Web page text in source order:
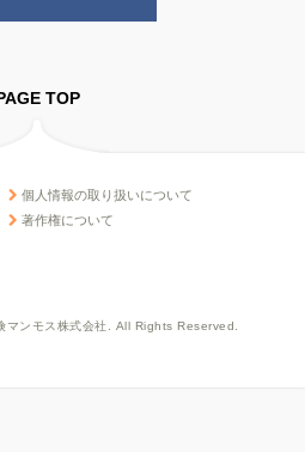
TOP
個人情報の取り扱いについて
著作権について
ンモス株式会社. All Rights Reserved.